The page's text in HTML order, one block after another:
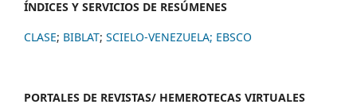
ÍNDICES Y SERVICIOS DE RESÚMENES
CLASE; BIBLAT; SCIELO-VENEZUELA; EBSCO
PORTALES DE REVISTAS/ HEMEROTECAS VIRTUALES